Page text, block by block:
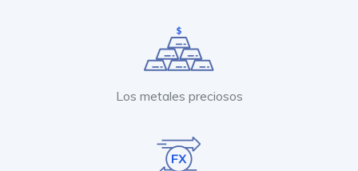
Los metales preciosos